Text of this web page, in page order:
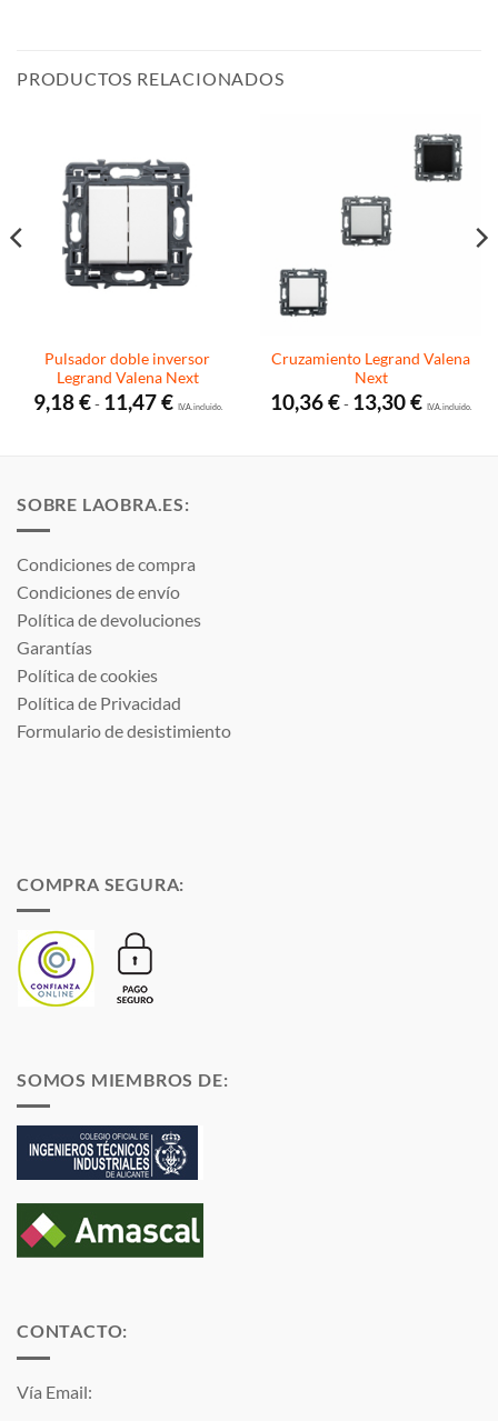
PRODUCTOS RELACIONADOS
Pulsador doble inversor
Legrand Valena Next
9,18€ - 11,47€Rango
de
I.V.A. incluido.
Cruzamiento Legrand Valena
Next
10,36€- 13,30€Rango
de
I.V.A. incluido.
SOBRE LAOBRA.ES:
Condiciones de compra
Condiciones de envío
Política de devoluciones
Garantías
Política de cookies
Política de Privacidad
Formulario de desistimiento
COMPRA SEGURA:
SOMOS MIEMBROS DE:
CONTACTO:
Vía Email: